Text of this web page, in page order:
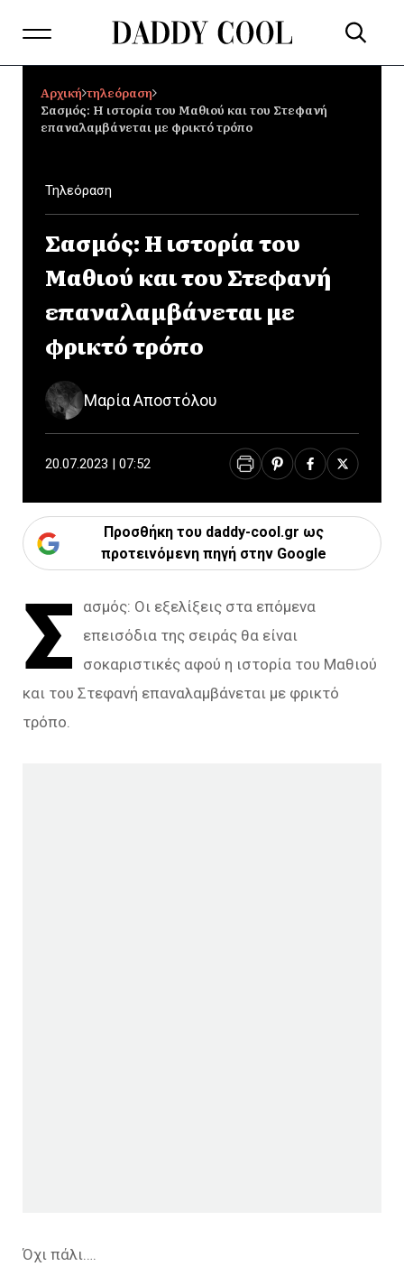
Αρχική τηλεόραση
Σασμός: Η ιστορία του Μαθιού και του Στεφανή
επαναλαμβάνεται με φρικτό τρόπο
Τηλεόραση
Σασμός: Η ιστορία του
Μαθιού και του Στεφανή
επαναλαμβάνεται με
φρικτό τρόπο
Μαρία Αποστόλου
20.07.2023 | 07:52
Προσθήκη του daddy-cool.gr ως
προτεινόμενη πηγή στην Google
Σ
ασμός: Οι εξελίξεις στα επόμενα
επεισόδια της σειράς θα είναι
σοκαριστικές αφού η ιστορία του Μαθιού
και του Στεφανή επαναλαμβάνεται με φρικτό
τρόπο.
Όχι πάλι….